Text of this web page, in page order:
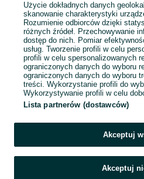
Użycie dokładnych danych
skanowanie charakterystyki
Rozumienie odbiorców dzięki
różnych źródeł. Przechowywanie
dostęp do nich. Pomiar
usług. Tworzenie profili w celu
profili w celu spersonalizowanych
ograniczonych danych do wyboru
ograniczonych danych do wyboru
treści. Wykorzystanie profili do
Wykorzystywanie profili w celu
Lista partnerów (dostawców)
Akceptuj
Akceptuj